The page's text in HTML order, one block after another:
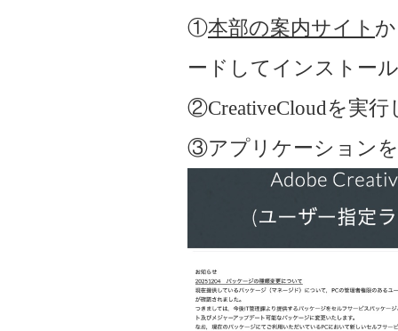
①本部の案内サイト
ードしてインストール
②CreativeCloudを実
③アプリケーション